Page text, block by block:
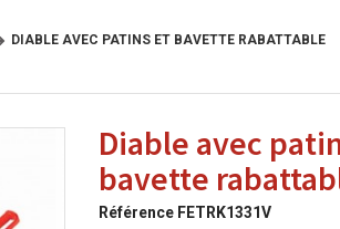
DIABLE AVEC PATINS ET BAVETTE RABATTABLE
Diable avec
bavette
Référence FETRK1331V